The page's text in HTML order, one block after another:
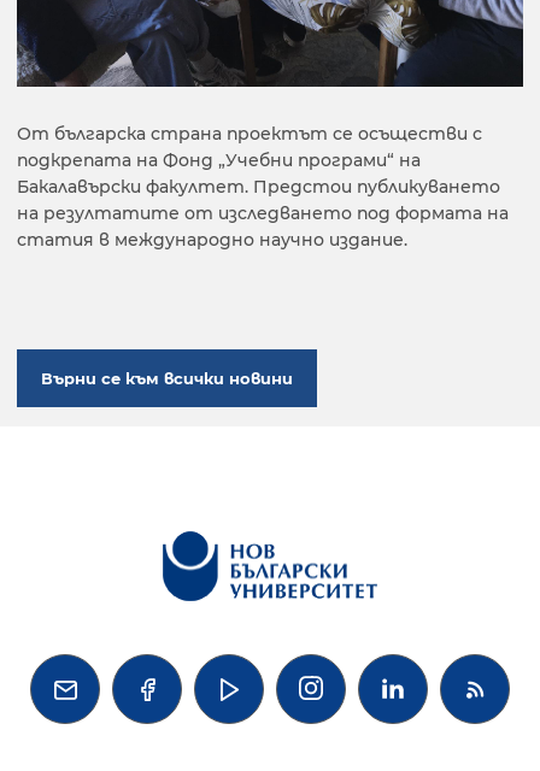
От българска страна проектът се осъществи с
подкрепата на Фонд „Учебни програми“ на
Бакалавърски факултет. Предстои публикуването
на резултатите от изследването под формата на
статия в международно научно издание.
Върни се към всички новини
   